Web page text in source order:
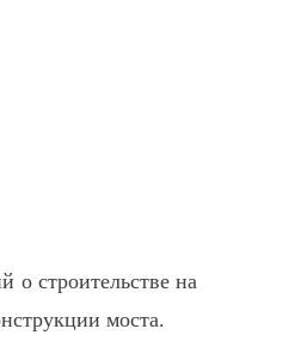
о строительстве на
моста.